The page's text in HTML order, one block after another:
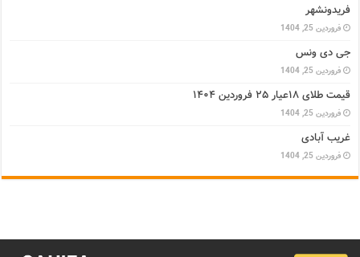
فریدونشهر
فروردین 25, 1404
جی دی ونس
فروردین 25, 1404
قیمت طلای ۱۸عیار ۲۵ فروردین ۱۴۰۴
فروردین 25, 1404
غریب آبادی
فروردین 25, 1404